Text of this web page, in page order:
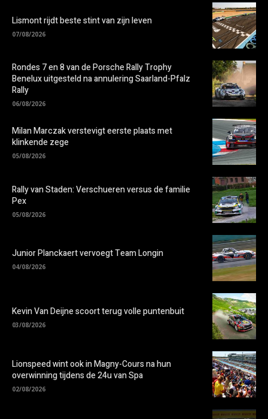
Lismont rijdt beste stint van zijn leven
07/08/2026
Rondes 7 en 8 van de Porsche Rally Trophy
Benelux uitgesteld na annulering Saarland-Pfalz
Rally
06/08/2026
Milan Marczak verstevigt eerste plaats met
klinkende zege
05/08/2026
Rally van Staden: Verschueren versus de familie
Pex
05/08/2026
Junior Planckaert vervoegt Team Longin
04/08/2026
Kevin Van Deijne scoort terug volle puntenbuit
03/08/2026
Lionspeed wint ook in Magny-Cours na hun
overwinning tijdens de 24u van Spa
02/08/2026